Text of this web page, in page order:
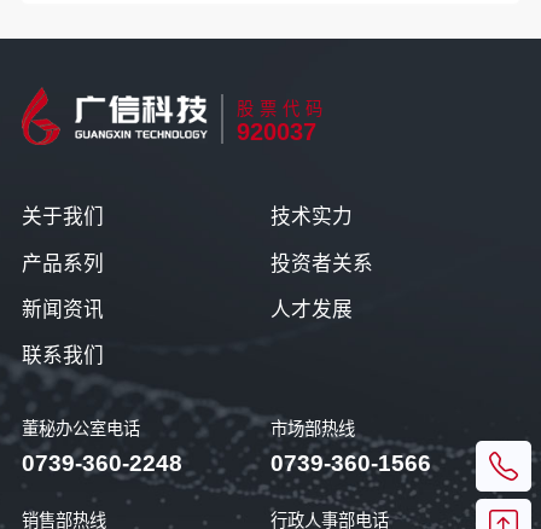
股票代码
920037
董秘办公室电话
0739-360-2248
市场部热线
0739-360-1566
销售部热线 行政人事部电话
关于我们 技术实力
产品系列 投资者关系
新闻资讯 人才发展
联系我们